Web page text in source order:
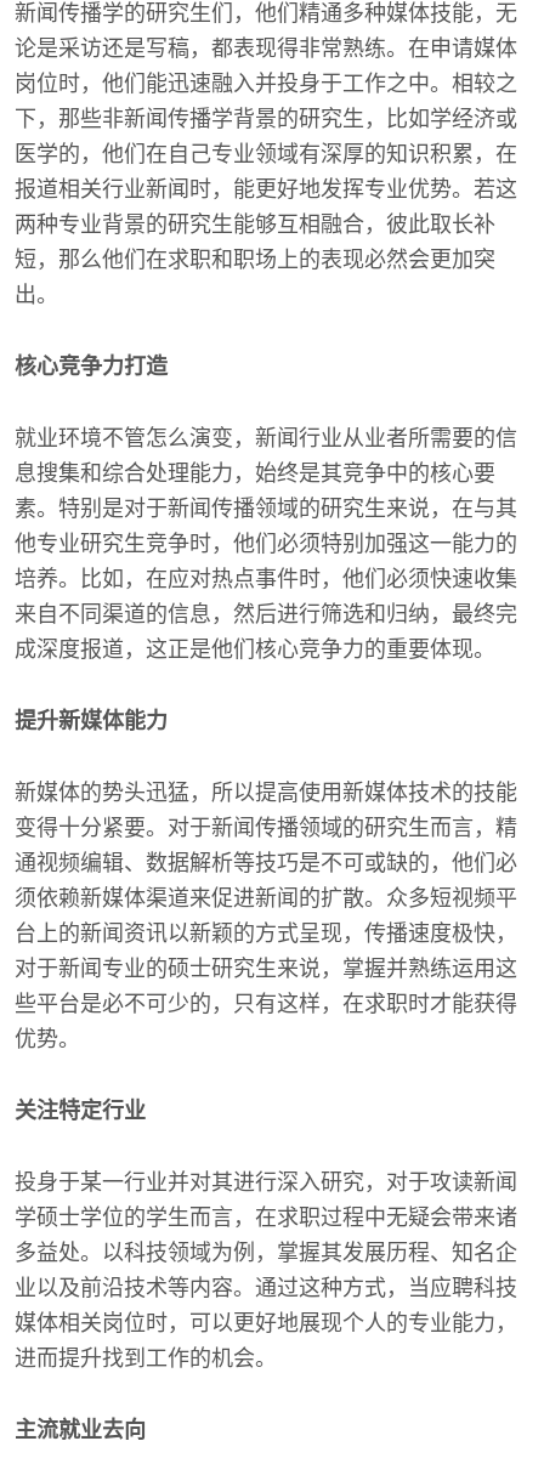
新闻传播学的研究生们，他们精通多种媒体技能，无
论是采访还是写稿，都表现得非常熟练。在申请媒体
岗位时，他们能迅速融入并投身于工作之中。相较之
下，那些非新闻传播学背景的研究生，比如学经济或
医学的，他们在自己专业领域有深厚的知识积累，在
报道相关行业新闻时，能更好地发挥专业优势。若这
两种专业背景的研究生能够互相融合，彼此取长补
短，那么他们在求职和职场上的表现必然会更加突
出。
核心竞争力打造
就业环境不管怎么演变，新闻行业从业者所需要的信
息搜集和综合处理能力，始终是其竞争中的核心要
素。特别是对于新闻传播领域的研究生来说，在与其
他专业研究生竞争时，他们必须特别加强这一能力的
培养。比如，在应对热点事件时，他们必须快速收集
来自不同渠道的信息，然后进行筛选和归纳，最终完
成深度报道，这正是他们核心竞争力的重要体现。
提升新媒体能力
新媒体的势头迅猛，所以提高使用新媒体技术的技能
变得十分紧要。对于新闻传播领域的研究生而言，精
通视频编辑、数据解析等技巧是不可或缺的，他们必
须依赖新媒体渠道来促进新闻的扩散。众多短视频平
台上的新闻资讯以新颖的方式呈现，传播速度极快，
对于新闻专业的硕士研究生来说，掌握并熟练运用这
些平台是必不可少的，只有这样，在求职时才能获得
优势。
关注特定行业
投身于某一行业并对其进行深入研究，对于攻读新闻
学硕士学位的学生而言，在求职过程中无疑会带来诸
多益处。以科技领域为例，掌握其发展历程、知名企
业以及前沿技术等内容。通过这种方式，当应聘科技
媒体相关岗位时，可以更好地展现个人的专业能力，
进而提升找到工作的机会。
主流就业去向